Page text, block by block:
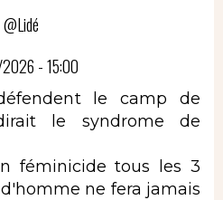
@Lidé
- 15:00
le camp de
le syndrome de
féminicide tous les 3
ne fera jamais